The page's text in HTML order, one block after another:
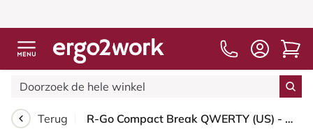
Terug R-Go Compact Break QWERTY (US) - Wit - Bedraad